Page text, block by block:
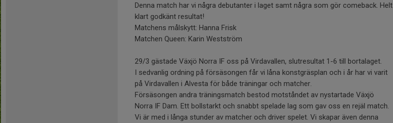
Denna match har vi några debutanter i laget samt några som gör comeback. Helt
klart godkänt resultat!
Matchens målskytt: Hanna Frisk
Matchen Queen: Karin Westström
29/3 gästade Växjö Norra IF oss på Virdavallen, slutresultat 1-6 till bortalaget.
I sedvanlig ordning på försäsongen får vi låna konstgräsplan och i år har vi varit
på Virdavallen i Alvesta för både träningar och matcher.
Försäsongen andra träningsmatch bestod motståndet av nystartade Växjö
Norra IF Dam. Ett bollstarkt och snabbt spelade lag som gav oss en rejäl match.
Vi är med i långa stunder av matcher och driver spelet. Vi skapar även denna